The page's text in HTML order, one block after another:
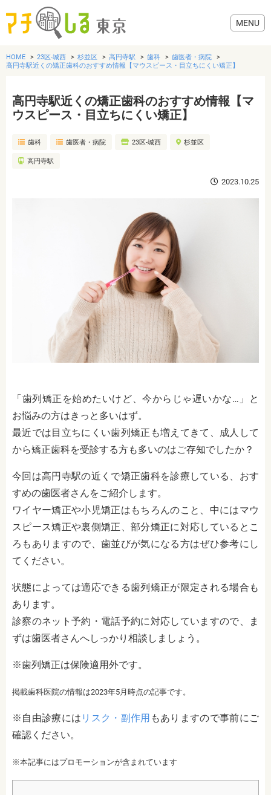
グルメ
美容・健康
HOME 23区-城西 杉並区 高円寺駅 歯科
歯医者・病院
高円寺駅近くの矯正歯科のおすすめ情報【マウスピース・目立ちにくい矯正】
高円寺駅近くの矯正歯科のおすすめ情報【マ
ウスピース・目立ちにくい矯正】
歯科 歯医者・病院 23区-城西 杉並区
高円寺駅
2023.10.25
「歯列矯正を始めたいけど、今からじゃ遅いかな…」と
お悩みの方はきっと多いはず。
最近では目立ちにくい歯列矯正も増えてきて、成人して
から矯正歯科を受診する方も多いのはご存知でしたか？
今回は高円寺駅の近くで矯正歯科を診療している、おす
すめの歯医者さんをご紹介します。
ワイヤー矯正や小児矯正はもちろんのこと、中にはマウ
スピース矯正や裏側矯正、部分矯正に対応しているとこ
ろもありますので、歯並びが気になる方はぜひ参考にし
てください。
状態によっては適応できる歯列矯正が限定される場合も
あります。
診察のネット予約・電話予約に対応していますので、ま
ずは歯医者さんへしっかり相談しましょう。
※歯列矯正は保険適用外です。
掲載歯科医院の情報は2023年5月時点の記事です。
※自由診療には リスク・副作用 もありますので事前にご
確認ください。
※本記事にはプロモーションが含まれています